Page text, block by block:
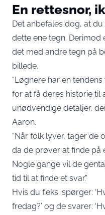
En rettesnor,
Det anbefales dog, at
dette ene tegn.
det med andre tegn på
billede.
“Løgnere har en
for at få deres historie
unødvendige detaljer,
Aaron.
“Når folk lyver, tager de
da de prøver at finde på
Nogle gange vil de
tid til at finde et svar.”
Hvis du f.eks. spørger:
fredag?’ og de svarer: